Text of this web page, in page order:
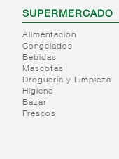
SUPERMERCADO
Alimentacion
Congelados
Bebidas
Mascotas
Droguería y Limpieza
Higiene
Bazar
Frescos